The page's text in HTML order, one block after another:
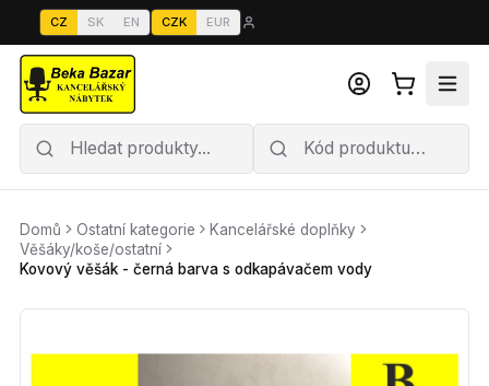
CZ SK EN CZK EUR
Domů Ostatní kategorie
Kancelářské doplňky
Věšáky/koše/ostatní
Kovový věšák - černá barva s odkapávačem vody